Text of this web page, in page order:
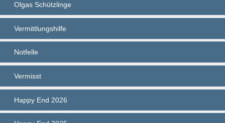
Olgas Schützlinge
Vermittlungshilfe
Notfelle
Vermisst
Happy End 2026